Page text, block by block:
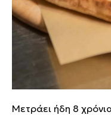
Μετράει ήδη 8